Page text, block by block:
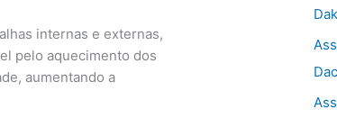
internas e externas,
pelo aquecimento dos
aumentando a